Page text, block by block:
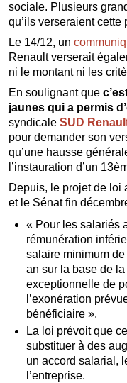
sociale. Plusieurs
qu’ils verseraient cette
Le 14/12, un
Renault verserait
ni le montant ni les
En soulignant que
jaunes qui a permis
syndicale SUD
pour demander son
qu’une hausse
l’instauration d’un
Depuis, le projet de loi
et le Sénat fin
« Pour les salariés
rémunération
salaire minimum
an sur la base de
exceptionnelle de
l’exonération
bénéficiaire ».
La loi prévoit que
substituer à des
un accord salarial,
l’entreprise.